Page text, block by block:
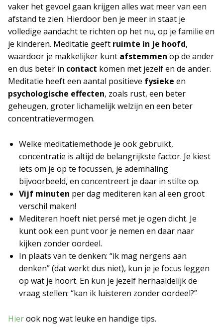
vaker het gevoel gaan krijgen alles wat meer van een
afstand te zien. Hierdoor ben je meer in staat je
volledige aandacht te richten op het nu, op je familie en
je kinderen. Meditatie geeft ruimte in je hoofd,
waardoor je makkelijker kunt afstemmen op de ander
en dus beter in contact komen met jezelf en de ander.
Meditatie heeft een aantal positieve fysieke en
psychologische effecten, zoals rust, een beter
geheugen, groter lichamelijk welzijn en een beter
concentratievermogen.
Welke meditatiemethode je ook gebruikt,
concentratie is altijd de belangrijkste factor. Je kiest
iets om je op te focussen, je ademhaling
bijvoorbeeld, en concentreert je daar in stilte op.
Vijf minuten per dag mediteren kan al een groot
verschil maken!
Mediteren hoeft niet persé met je ogen dicht. Je
kunt ook een punt voor je nemen en daar naar
kijken zonder oordeel.
In plaats van te denken: “ik mag nergens aan
denken” (dat werkt dus niet), kun je je focus leggen
op wat je hoort. En kun je jezelf herhaaldelijk de
vraag stellen: “kan ik luisteren zonder oordeel?”
Hierook nog wat leuke en handige tips.